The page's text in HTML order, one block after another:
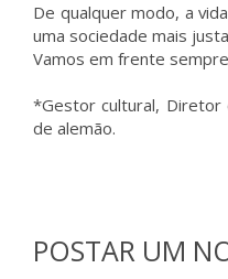
De qualquer modo, a
uma sociedade mais
Vamos em frente
*Gestor cultural,
de alemão.
POSTAR UM